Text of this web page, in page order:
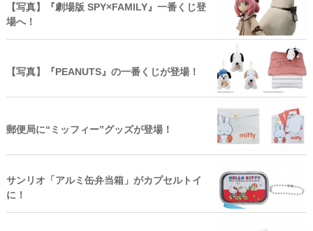
【写真】『劇場版 SPY×FAMILY』一番くじ登
場へ！
【写真】『PEANUTS』の一番くじが登場！
郵便局に“ミッフィー”グッズが登場！
サンリオ「アルミ缶弁当箱」がカプセルトイ
に！